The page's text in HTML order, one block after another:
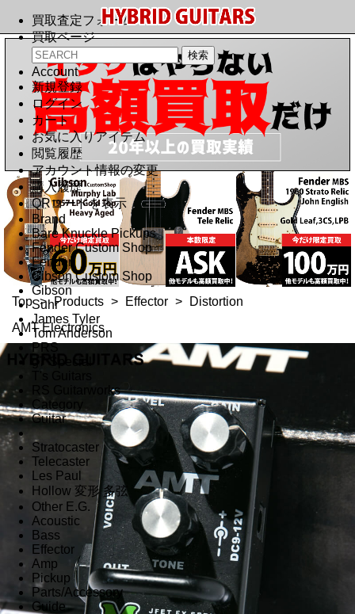
買取査定フォーム
買取ページ
Account
新規登録
ログイン
カート
お気に入りアイテム
閲覧履歴
アカウント情報の変更
購入履歴
QRコードを表示
Brand
Bare Knuckle Pickups
Fender Custom Shop
Fender
Gibson Custom Shop
Gibson
Suhr
James Tyler
Tom Anderson
PRS
T's Guitars
RS Guitarworks
Category
Guitar
Stratocaster
Telecaster
Les Paul
Hollow 変形 多弦
Other E.G.
Acoustic
Bass
Effector
Amp
Pickup
Parts/Accessory
Guide
Top > Products > Effector >
Distortion
AMT Electronics